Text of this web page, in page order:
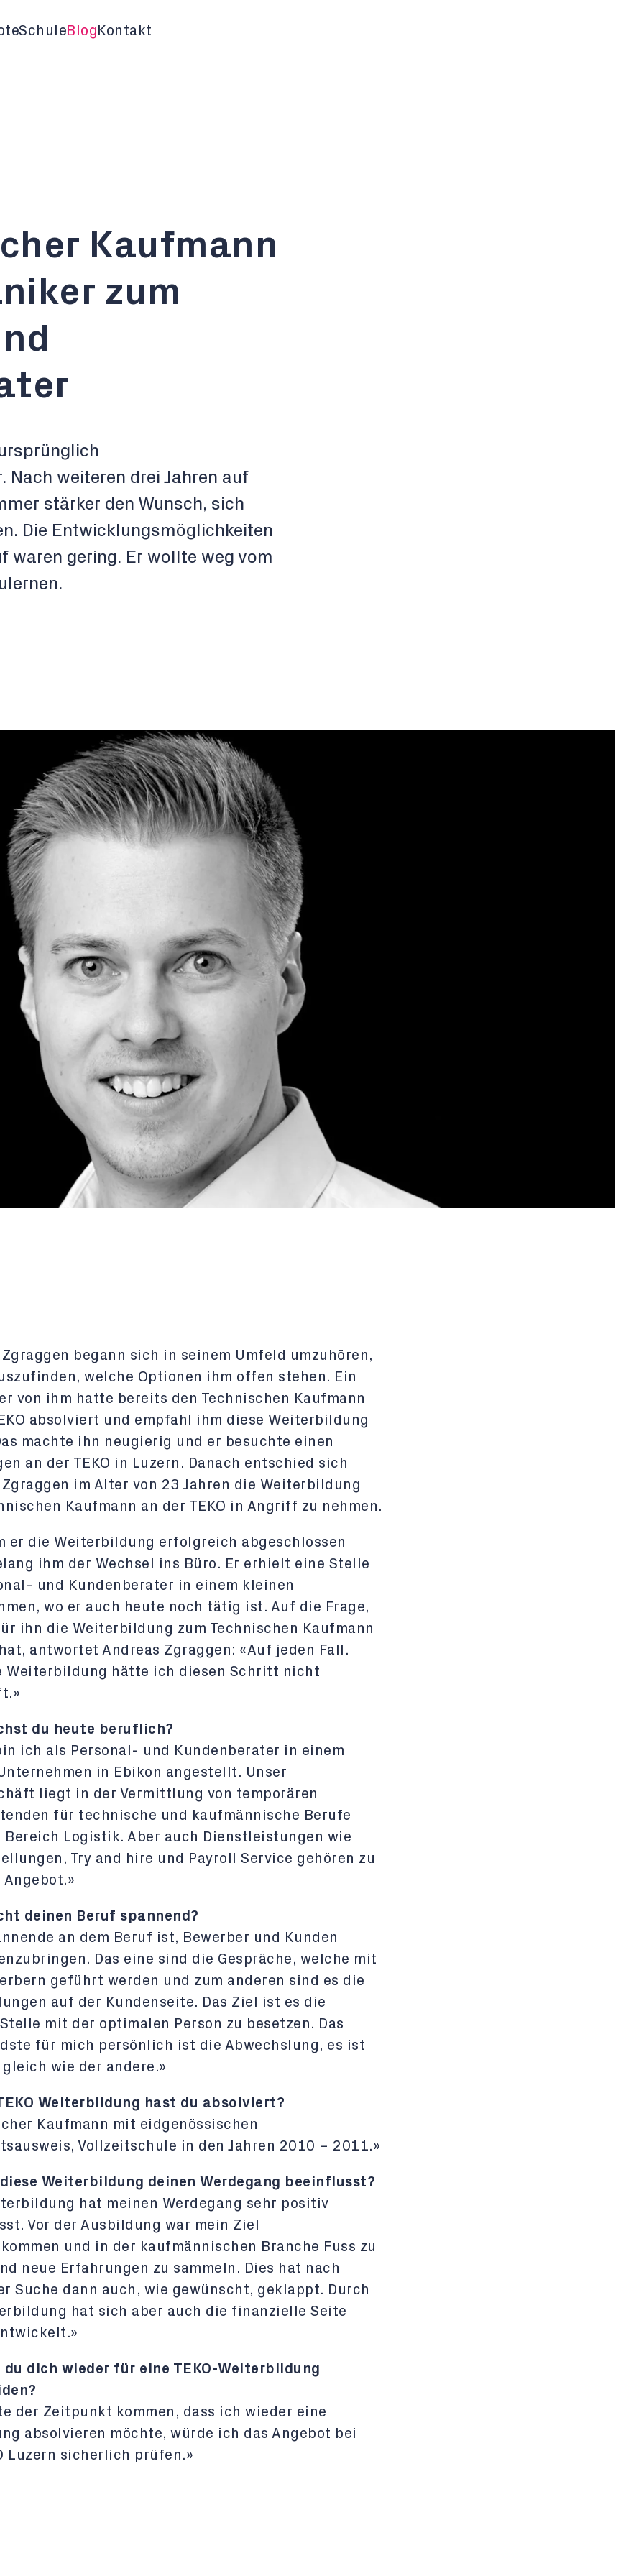
Schule Blog Kontakt
Kaufmann
zum
Nach weiteren drei Jahren auf
stärker den Wunsch, sich
Die Entwicklungsmöglichkeiten
waren gering. Er wollte weg vom
begann sich in seinem Umfeld umzuhören,
welche Optionen ihm offen stehen. Ein
von ihm hatte bereits den Technischen Kaufmann
absolviert und empfahl ihm diese Weiterbildung
machte ihn neugierig und er besuchte einen
an der TEKO in Luzern. Danach entschied sich
Zgraggen im Alter von 23 Jahren die Weiterbildung
Kaufmann an der TEKO in Angriff zu nehmen.
er die Weiterbildung erfolgreich abgeschlossen
ihm der Wechsel ins Büro. Er erhielt eine Stelle
und Kundenberater in einem kleinen
wo er auch heute noch tätig ist. Auf die Frage,
ihn die Weiterbildung zum Technischen Kaufmann
antwortet Andreas Zgraggen: «Auf jeden Fall.
Weiterbildung hätte ich diesen Schritt nicht
du heute beruflich?
ich als Personal- und Kundenberater in einem
in Ebikon angestellt. Unser
liegt in der Vermittlung von temporären
für technische und kaufmännische Berufe
Bereich Logistik. Aber auch Dienstleistungen wie
Try and hire und Payroll Service gehören zu
Angebot.»
deinen Beruf spannend?
an dem Beruf ist, Bewerber und Kunden
Das eine sind die Gespräche, welche mit
geführt werden und zum anderen sind es die
auf der Kundenseite. Das Ziel ist es die
mit der optimalen Person zu besetzen. Das
für mich persönlich ist die Abwechslung, es ist
gleich wie der andere.»
Weiterbildung hast du absolviert?
Kaufmann mit eidgenössischen
Vollzeitschule in den Jahren 2010 – 2011.»
Weiterbildung deinen Werdegang beeinflusst?
hat meinen Werdegang sehr positiv
Vor der Ausbildung war mein Ziel
und in der kaufmännischen Branche Fuss zu
neue Erfahrungen zu sammeln. Dies hat nach
Suche dann auch, wie gewünscht, geklappt. Durch
hat sich aber auch die finanzielle Seite
du dich wieder für eine TEKO-Weiterbildung
der Zeitpunkt kommen, dass ich wieder eine
absolvieren möchte, würde ich das Angebot bei
Luzern sicherlich prüfen.»